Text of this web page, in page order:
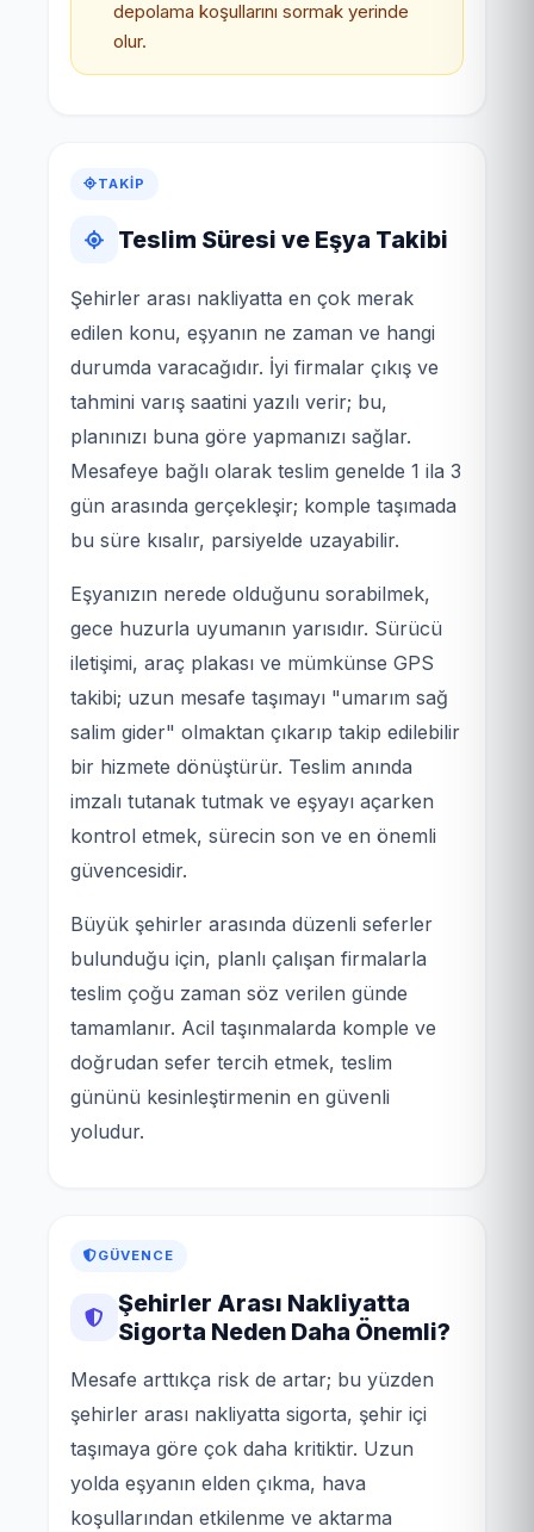
depolama koşullarını sormak yerinde
olur.
TAKIP
Teslim Süresi ve Eşya Takibi
Şehirler arası nakliyatta en çok merak
edilen konu, eşyanın ne zaman ve hangi
durumda varacağıdır. İyi firmalar çıkış ve
tahmini varış saatini yazılı verir; bu,
planınızı buna göre yapmanızı sağlar.
Mesafeye bağlı olarak teslim genelde 1 ila 3
gün arasında gerçekleşir; komple taşımada
bu süre kısalır, parsiyelde uzayabilir.
Eşyanızın nerede olduğunu sorabilmek,
gece huzurla uyumanın yarısıdır. Sürücü
iletişimi, araç plakası ve mümkünse GPS
takibi; uzun mesafe taşımayı "umarım sağ
salim gider" olmaktan çıkarıp takip edilebilir
bir hizmete dönüştürür. Teslim anında
imzalı tutanak tutmak ve eşyayı açarken
kontrol etmek, sürecin son ve en önemli
güvencesidir.
Büyük şehirler arasında düzenli seferler
bulunduğu için, planlı çalışan firmalarla
teslim çoğu zaman söz verilen günde
tamamlanır. Acil taşınmalarda komple ve
doğrudan sefer tercih etmek, teslim
gününü kesinleştirmenin en güvenli
yoludur.
GÜVENCE
Şehirler Arası Nakliyatta
Sigorta Neden Daha Önemli?
Mesafe arttıkça risk de artar; bu yüzden
şehirler arası nakliyatta sigorta, şehir içi
taşımaya göre çok daha kritiktir. Uzun
yolda eşyanın elden çıkma, hava
koşullarından etkilenme ve aktarma